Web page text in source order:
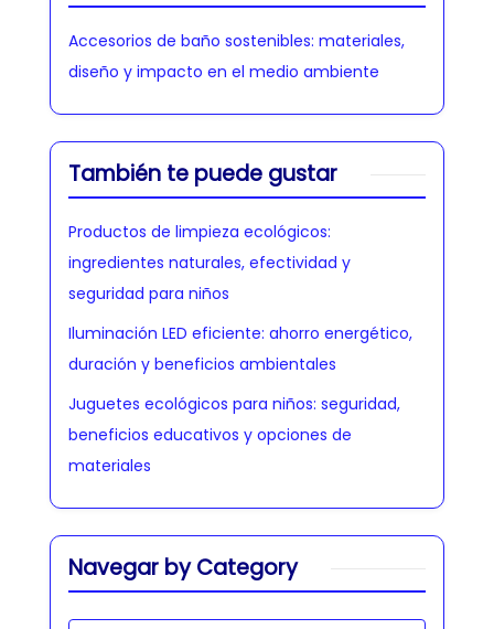
Accesorios de baño sostenibles: materiales,
diseño y impacto en el medio ambiente
También te puede gustar
Productos de limpieza ecológicos:
ingredientes naturales, efectividad y
seguridad para niños
Iluminación LED eficiente: ahorro energético,
duración y beneficios ambientales
Juguetes ecológicos para niños: seguridad,
beneficios educativos y opciones de
materiales
Navegar by Category